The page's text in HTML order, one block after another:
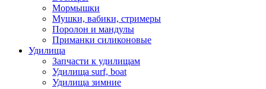
Мормышки
Мушки, вабики, стримеры
Поролон и мандулы
Приманки силиконовые
Удилища
Запчасти к удилищам
Удилища surf, boat
Удилища зимние